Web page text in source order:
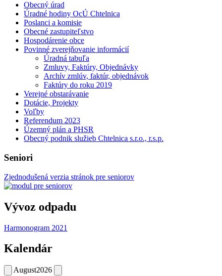
Obecný úrad
Úradné hodiny OcÚ Chtelnica
Poslanci a komisie
Obecné zastupiteľstvo
Hospodárenie obce
Povinné zverejňovanie informácií
Úradná tabuľa
Zmluvy, Faktúry, Objednávky
Archív zmlúv, faktúr, objednávok
Faktúry do roku 2019
Verejné obstarávanie
Dotácie, Projekty
Voľby
Referendum 2023
Územný plán a PHSR
Obecný podnik služieb Chtelnica s.r.o., r.s.p.
Seniori
Zjednodušená verzia stránok pre seniorov
Vývoz odpadu
Harmonogram 2021
Kalendár
August2026